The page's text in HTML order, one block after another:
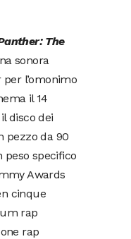
The
sonora
l’omonimo
il 14
disco dei
pezzo da 90
specifico
Awards
cinque
rap
rap